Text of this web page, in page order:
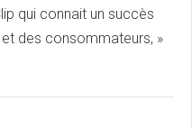
qui connait un succès
des consommateurs, »